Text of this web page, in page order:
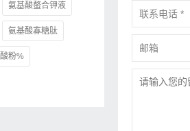
氨基酸螯合钾液
氨基酸寡糖肽
粉%